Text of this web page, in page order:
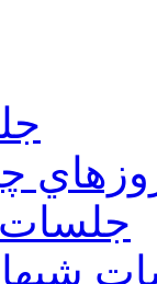
جلسات